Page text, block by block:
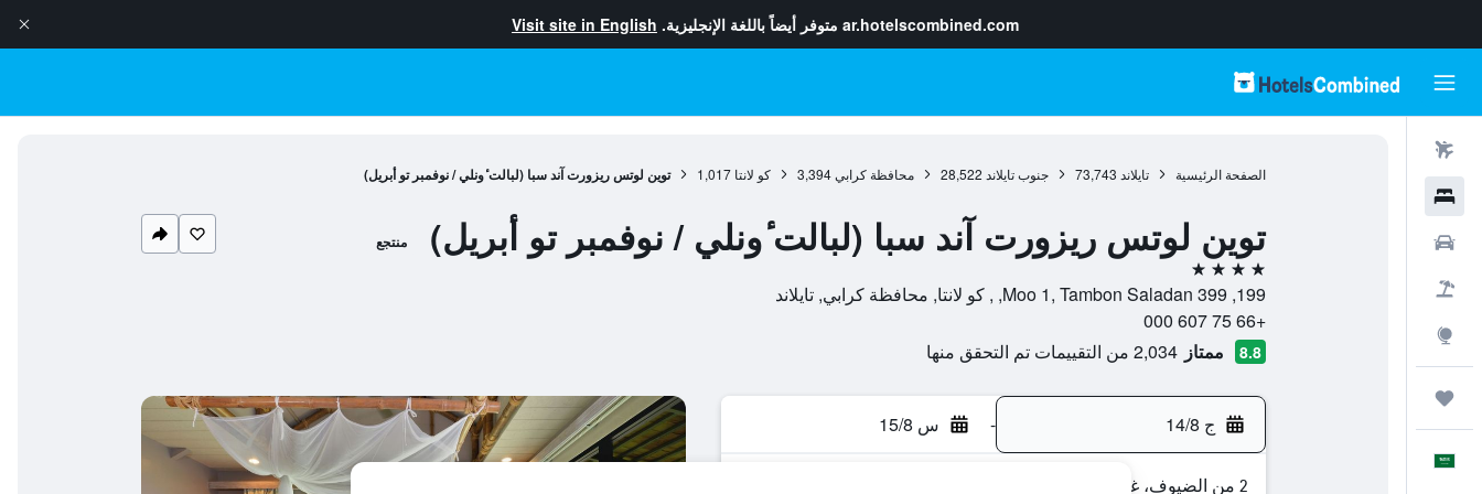
ar.hotelscombined.com متوفر أيضاً باللغة الإنجليزية. Visit site in English
الصفحة الرئيسية تايلاند 73,743 جنوب تايلاند 28,522 محافظة كرابي 3,394 كو لانتا 1,017 توين لوتس ريزورت آند سبا (لبالت ٔونلي / نوفمبر تو أبريل)
توين لوتس ريزورت آند سبا (لبالت ٔونلي / نوفمبر تو أبريل) منتجع
4 نجوم
199, 399 Moo 1, Tambon Saladan, , كو لانتا, محافظة كرابي, تايلاند
+66 75 607 000
8.8 ممتاز 2,034 من التقييمات تم التحقق منها
ج 14/8 - س 15/8
2 من الضيوف، غرفة واحدة